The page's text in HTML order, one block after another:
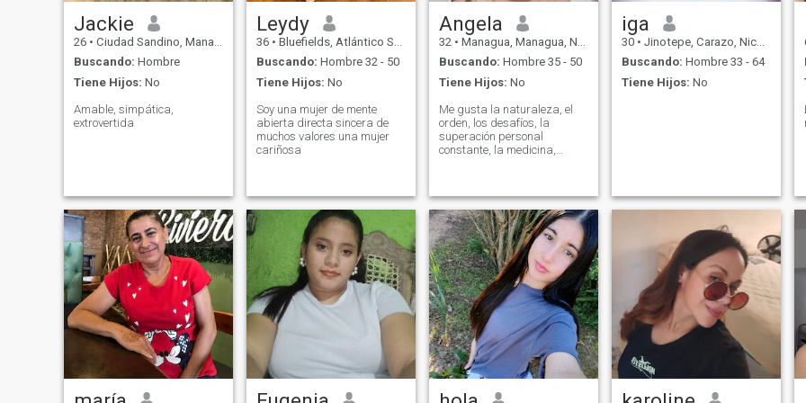
Jackie
26 • Ciudad Sandino, Managua, Nicaragua
Buscando: Hombre
Tiene Hijos: No
Amable, simpática,
extrovertida
Leydy
36 • Bluefields, Atlántico Sur, Nicaragua
Buscando: Hombre 32 - 50
Tiene Hijos: No
Soy una mujer de mente
abierta directa sincera de
muchos valores una mujer
cariñosa
Angela
32 • Managua, Managua, Nicaragua
Buscando: Hombre 35 - 50
Tiene Hijos: No
Me gusta la naturaleza, el
orden, los desafíos, la
superación personal
constante, la medicina,
amabilidad y el respeto
mutuo.
iga
30 • Jinotepe, Carazo, Nicaragua
Buscando: Hombre 33 - 64
Tiene Hijos: No